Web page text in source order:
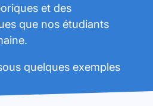
et des
que nos étudiants
quelques exemples